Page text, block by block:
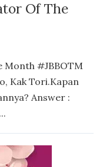
Of The
Month #JBBOTM
Kak Tori.Kapan
Answer :